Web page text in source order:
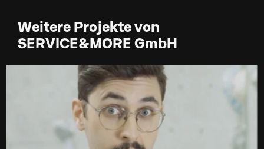
Weitere Projekte von
SERVICE&MORE GmbH